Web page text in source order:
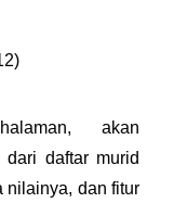
akan
daftar murid
nilainya, dan fitur